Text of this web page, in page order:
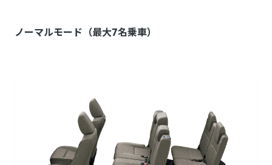
ノーマルモード（最大7名乗車）